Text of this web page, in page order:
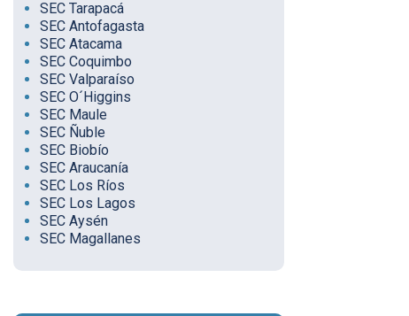
SEC Tarapacá
SEC Antofagasta
SEC Atacama
SEC Coquimbo
SEC Valparaíso
SEC O´Higgins
SEC Maule
SEC Ñuble
SEC Biobío
SEC Araucanía
SEC Los Ríos
SEC Los Lagos
SEC Aysén
SEC Magallanes